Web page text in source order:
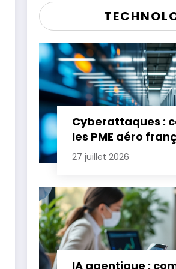
Cyberattaques :
les PME aéro
renforcent leur
27 juillet 2026
IA agentique :